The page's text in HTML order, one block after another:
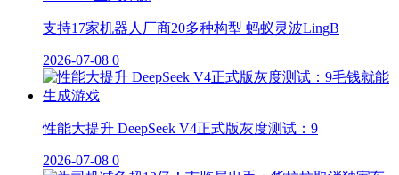
支持17家机器人厂商20多种构型 蚂蚁灵波LingB
2026-07-08 0
性能大提升 DeepSeek V4正式版灰度测试：9
2026-07-08 0